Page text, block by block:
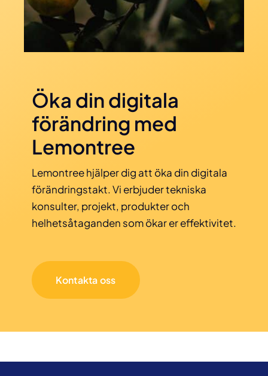
Öka din digitala
förändring med
Lemontree
Lemontree hjälper dig att öka din digitala
förändringstakt. Vi erbjuder tekniska
konsulter, projekt, produkter och
helhetsåtaganden som ökar er effektivitet.
Kontakta oss